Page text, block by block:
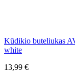
Kūdikio buteliukas
white
13,99 €